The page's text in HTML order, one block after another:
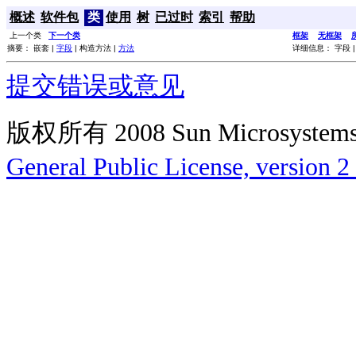
概述 软件包 类 使用 树 已过时 索引 帮助
上一个类 下一个类 框架 无框架
摘要： 嵌套 | 字段 | 构造方法 | 方法 详细信息： 字段
提交错误或意见
版权所有 2008 Sun
General Public License, version